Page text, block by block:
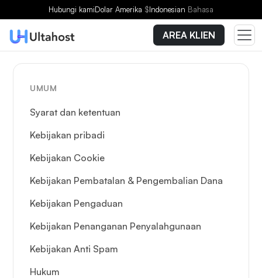
Hubungi kamiDolar Amerika $Indonesian Bahasa
AREA KLIEN
UMUM
Syarat dan ketentuan
Kebijakan pribadi
Kebijakan Cookie
Kebijakan Pembatalan & Pengembalian Dana
Kebijakan Pengaduan
Kebijakan Penanganan Penyalahgunaan
Kebijakan Anti Spam
Hukum